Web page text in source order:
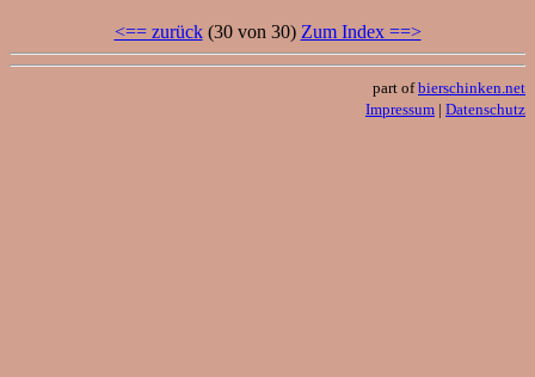
<== zurück(30 von 30) Zum Index ==>
part ofbierschinken.net
Impressum | Datenschutz